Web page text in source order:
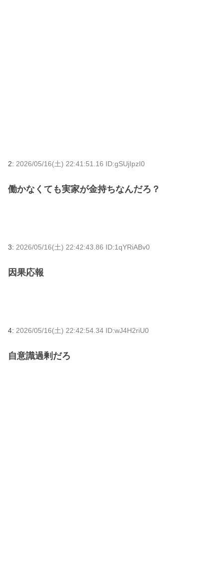
2: 2026/05/16(土) 22:41:51.16 ID:gSUjIpzI0
働かなくても実家が金持ちなんだろ？
3: 2026/05/16(土) 22:42:43.86 ID:1qYRiABv0
因果応報
4: 2026/05/16(土) 22:42:54.34 ID:wJ4H2riU0
自意識過剰だろ